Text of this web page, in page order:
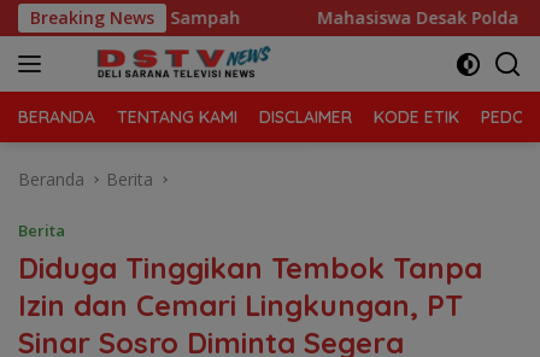
Langsung
ke
konten
Breaking News
Sampah Mahasiswa Desak Polda Sumut Tutup
BERANDA TENTANG KAMI DISCLAIMER KODE ETIK
Beranda Berita
Berita
Diduga Tinggikan Tembok Tanpa
Izin dan Cemari Lingkungan, PT
Sinar Sosro Diminta Segera